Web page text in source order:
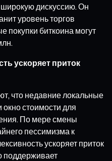
широкую дискуссию. Он
уровень торгов
покупки биткоина могут
ускоряет приток
что недавние локальные
стоимости для
По мере смены
пессимизма к
ускоряет приток
поддерживает